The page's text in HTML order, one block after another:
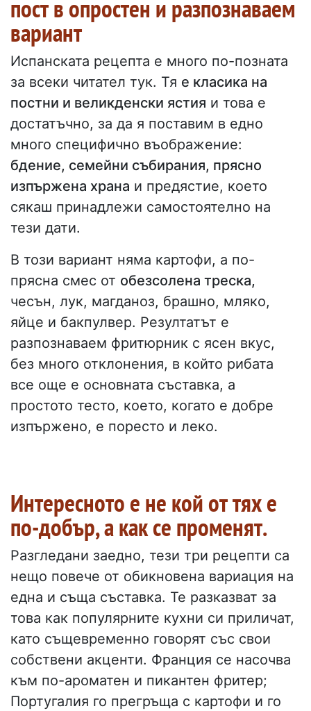
пост в опростен и разпознаваем
вариант
Испанската рецепта е много по-позната
за всеки читател тук. Тя е класика на
постни и великденски ястия и това е
достатъчно, за да я поставим в едно
много специфично въображение:
бдение, семейни събирания, прясно
изпържена храна и предястие, което
сякаш принадлежи самостоятелно на
тези дати.
В този вариант няма картофи, а по-
прясна смес от обезсолена треска,
чесън, лук, магданоз, брашно, мляко,
яйце и бакпулвер. Резултатът е
разпознаваем фритюрник с ясен вкус,
без много отклонения, в който рибата
все още е основната съставка, а
простото тесто, което, когато е добре
изпържено, е поресто и леко.
Интересното е не кой от тях е
по-добър, а как се променят.
Разгледани заедно, тези три рецепти са
нещо повече от обикновена вариация на
една и съща съставка. Те разказват за
това как популярните кухни си приличат,
като същевременно говорят със свои
собствени акценти. Франция се насочва
към по-ароматен и пикантен фритер;
Португалия го прегръща с картофи и го